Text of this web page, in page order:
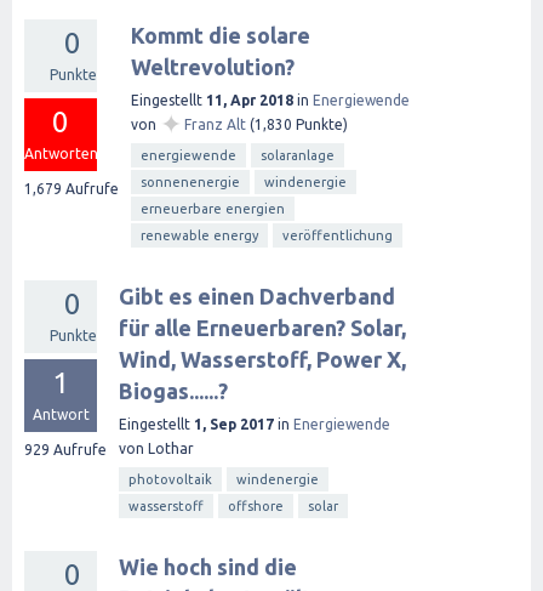
0
Punkte
0
Antworten
1,679 Aufrufe
Kommt die solare
Weltrevolution?
Eingestellt 11, Apr 2018 in Energiewende
von ✦ Franz Alt (1,830 Punkte)
energiewende
solaranlage
sonnenenergie
windenergie
erneuerbare energien
renewable energy
veröffentlichung
0
Punkte
1
Antwort
929 Aufrufe
Gibt es einen Dachverband
für alle Erneuerbaren? Solar,
Wind, Wasserstoff, Power X,
Biogas......?
Eingestellt 1, Sep 2017 in Energiewende
von Lothar
photovoltaik
windenergie
wasserstoff
offshore solar
0
Wie hoch sind die